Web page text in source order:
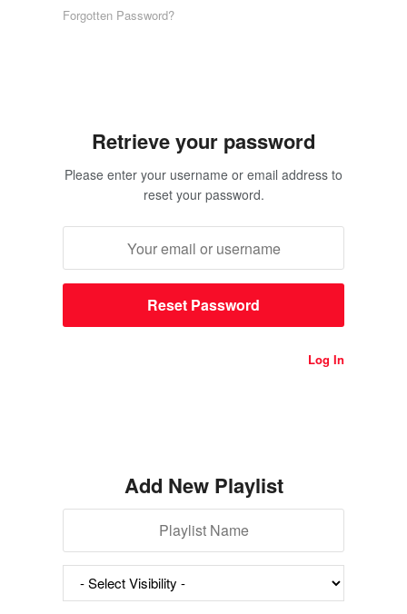
Forgotten Password?
Retrieve your password
Please enter your username or email address to
reset your password.
Log In
Add New Playlist